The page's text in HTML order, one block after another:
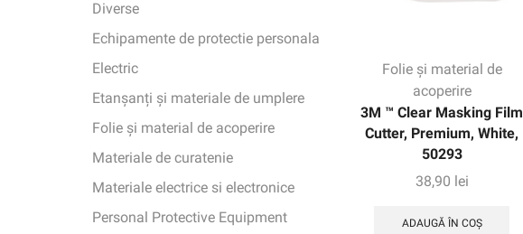
Folie și material de
acoperire
3M ™ Clear Masking Film
Cutter, Premium, White,
50293
38,90 lei
ADAUGĂ ÎN COȘ
Diverse
Echipamente de protectie personala
Electric
Etanșanți și materiale de umplere
Folie și material de acoperire
Materiale de curatenie
Materiale electrice si electronice
Personal Protective Equipment